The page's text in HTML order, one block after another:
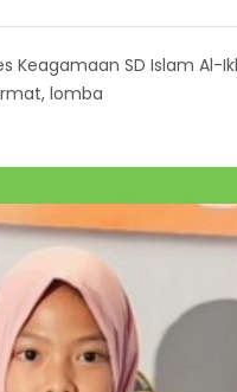
Keagamaan SD Islam Al-
lomba